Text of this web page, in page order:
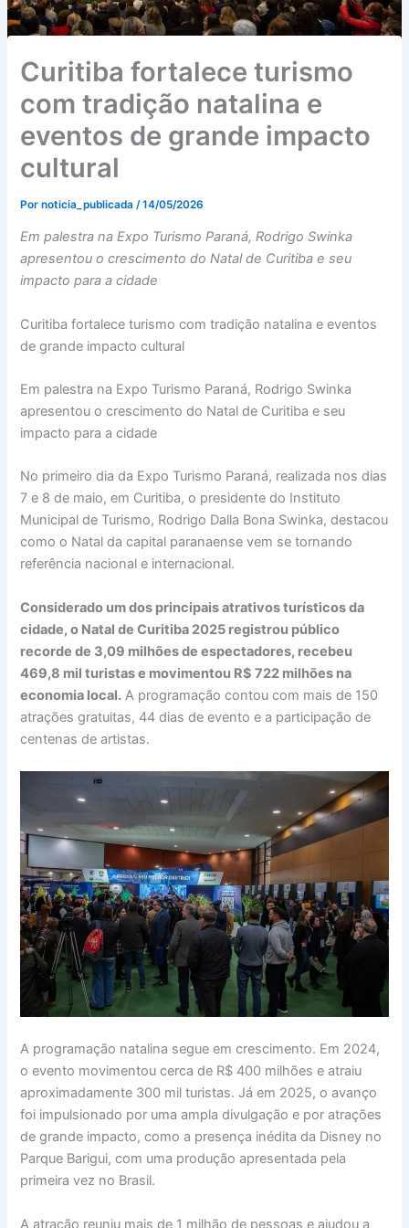
Curitiba fortalece turismo
com tradição natalina e
eventos de grande impacto
cultural
Pornoticia_publicada /14/05/2026
Em palestra na Expo Turismo Paraná, Rodrigo Swinka
apresentou o crescimento do Natal de Curitiba e seu
impacto para a cidade
Curitiba fortalece turismo com tradição natalina e eventos
de grande impacto cultural
Em palestra na Expo Turismo Paraná, Rodrigo Swinka
apresentou o crescimento do Natal de Curitiba e seu
impacto para a cidade
No primeiro dia da Expo Turismo Paraná, realizada nos dias
7 e 8 de maio, em Curitiba, o presidente do Instituto
Municipal de Turismo, Rodrigo Dalla Bona Swinka, destacou
como o Natal da capital paranaense vem se tornando
referência nacional e internacional.
Considerado um dos principais atrativos turísticos da
cidade, o Natal de Curitiba 2025 registrou público
recorde de 3,09 milhões de espectadores, recebeu
469,8 mil turistas e movimentou R$ 722 milhões na
economia local. A programação contou com mais de 150
atrações gratuitas, 44 dias de evento e a participação de
centenas de artistas.
A programação natalina segue em crescimento. Em 2024,
o evento movimentou cerca de R$ 400 milhões e atraiu
aproximadamente 300 mil turistas. Já em 2025, o avanço
foi impulsionado por uma ampla divulgação e por atrações
de grande impacto, como a presença inédita da Disney no
Parque Barigui, com uma produção apresentada pela
primeira vez no Brasil.
A atração reuniu mais de 1 milhão de pessoas e ajudou a